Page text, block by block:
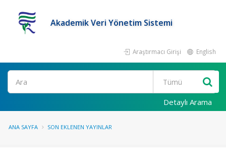
Akademik Veri Yönetim Sistemi
Araştırmacı Girişi English
Ara
Detaylı Arama
ANA SAYFA SON EKLENEN YAYINLAR